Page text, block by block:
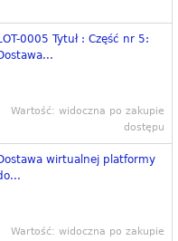
0005 Tytuł : Część nr 5:
Wartość: widoczna po zakupie
dostępu
wirtualnej platformy
Wartość: widoczna po zakupie